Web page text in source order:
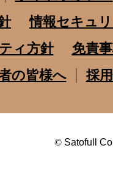
情報セキュ
ィ方針
免責
の皆様へ
採
© Satofull